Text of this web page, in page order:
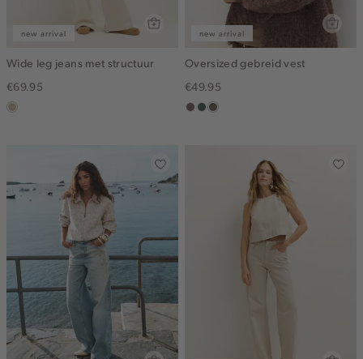
new arrival
Wide leg jeans met structuur
€69.95
lichtzand
new arrival
Oversized gebreid vest
€49.95
taupe
groen,
bruin